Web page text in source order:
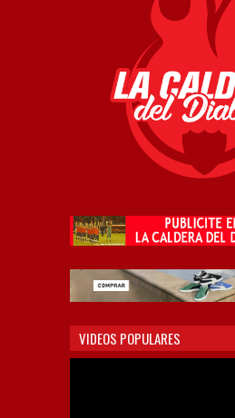
VIDEOS POPULARES